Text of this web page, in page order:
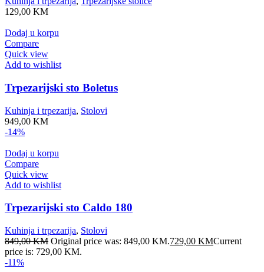
129,00 KM
Dodaj u korpu
Compare
Quick view
Add to wishlist
Trpezarijski sto Boletus
Kuhinja i trpezarija, Stolovi
949,00 KM
-14%
Dodaj u korpu
Compare
Quick view
Add to wishlist
Trpezarijski sto Caldo 180
Kuhinja i trpezarija, Stolovi
849,00KM Original price was: 849,00 KM.729,00 KMCurrent
price is: 729,00 KM.
-11%